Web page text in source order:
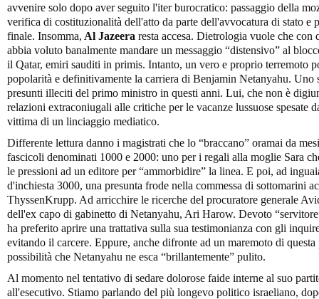
avvenire solo dopo aver seguito l'iter burocratico: passaggio della
verifica di costituzionalità dell'atto da parte dell'avvocatura di stato e
finale. Insomma, Al Jazeera resta accesa. Dietrologia vuole che
abbia voluto banalmente mandare un messaggio “distensivo” al
il Qatar, emiri sauditi in primis. Intanto, un vero e proprio terremoto
popolarità e definitivamente la carriera di Benjamin Netanyahu. Uno
presunti illeciti del primo ministro in questi anni. Lui, che non è
relazioni extraconiugali alle critiche per le vacanze lussuose spesate
vittima di un linciaggio mediatico.
Differente lettura danno i magistrati che lo “braccano” oramai da
fascicoli denominati 1000 e 2000: uno per i regali alla moglie Sara
le pressioni ad un editore per “ammorbidire” la linea. E poi, ad
d'inchiesta 3000, una presunta frode nella commessa di sottomarini
ThyssenKrupp. Ad arricchire le ricerche del procuratore generale
dell'ex capo di gabinetto di Netanyahu, Ari Harow. Devoto
ha preferito aprire una trattativa sulla sua testimonianza con gli
evitando il carcere. Eppure, anche difronte ad un maremoto di questa
possibilità che Netanyahu ne esca “brillantemente” pulito.
Al momento nel tentativo di sedare dolorose faide interne al suo
all'esecutivo. Stiamo parlando del più longevo politico israeliano,